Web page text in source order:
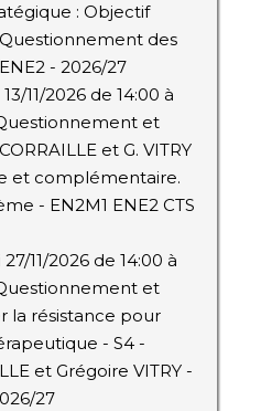
: Objectif
des
- 2026/27
11/2026 de 14:00 à
et
et G. VITRY
et complémentaire.
- EN2M1 ENE2 CTS
11/2026 de 14:00 à
et
la résistance pour
- S4 -
et Grégoire VITRY -
27